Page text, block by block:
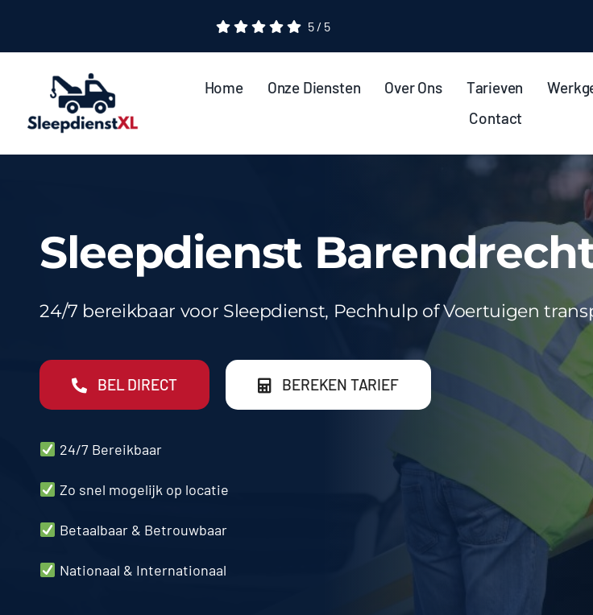
5/ 5
Home Onze Diensten Over Ons Tarieven
Contact
Sleepdienst
24/7 bereikbaar voor Sleepdienst, Pechhulp of Voertuigen
BEL DIRECT BEREKEN TARIEF
24/7 Bereikbaar
Zo snel mogelijk op locatie
Betaalbaar & Betrouwbaar
Nationaal & Internationaal